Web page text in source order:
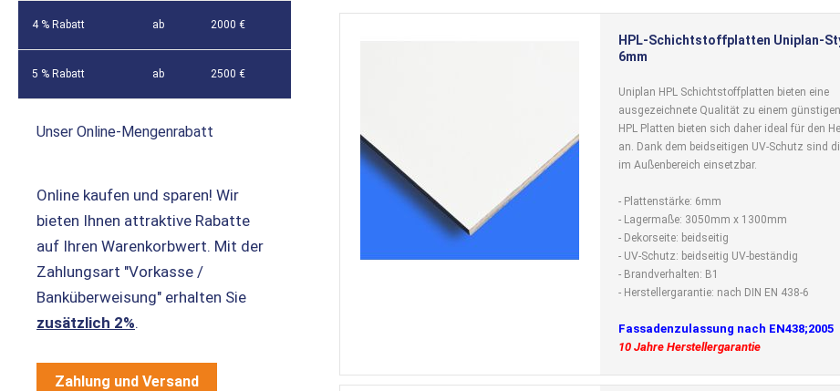
HPL-Schichtstoffplatten Uniplan-
6mm
Uniplan HPL Schichtstoffplatten bieten eine
ausgezeichnete Qualität zu einem
HPL Platten bieten sich daher ideal für den
an. Dank dem beidseitigen UV-Schutz sind
im Außenbereich einsetzbar.
- Plattenstärke: 6mm
- Lagermaße: 3050mm x 1300mm
- Dekorseite: beidseitig
- UV-Schutz: beidseitig UV-beständig
- Brandverhalten: B1
- Herstellergarantie: nach DIN EN 438-6
Fassadenzulassung nach EN438;2005
10 Jahre Herstellergarantie
4 % Rabatt ab 2000 €
5 % Rabatt ab 2500 €
Unser Online-Mengenrabatt
Online kaufen und sparen! Wir
bieten Ihnen attraktive Rabatte
auf Ihren Warenkorbwert. Mit der
Zahlungsart "Vorkasse /
Banküberweisung" erhalten Sie
zusätzlich 2%.
Zahlung und Versand